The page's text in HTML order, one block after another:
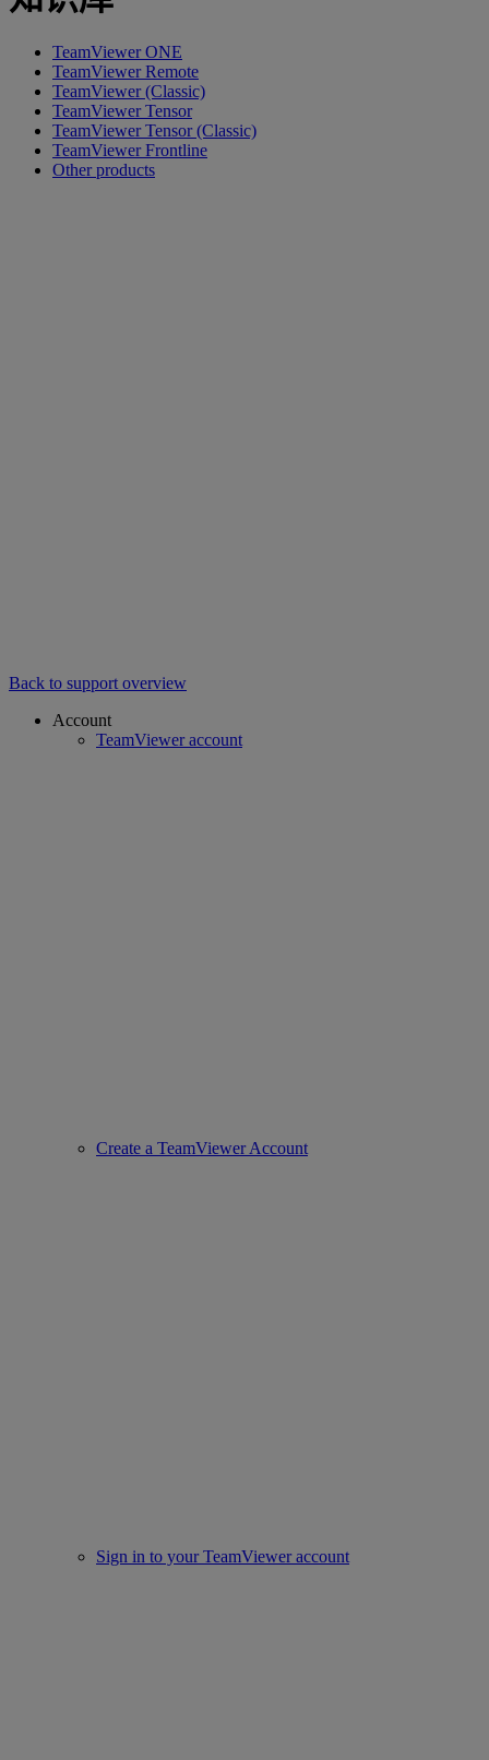
TeamViewer ONE
TeamViewer Remote
TeamViewer (Classic)
TeamViewer Tensor
TeamViewer Tensor (Classic)
TeamViewer Frontline
Other products
Back to support overview
Account
TeamViewer account
Create a TeamViewer Account
Sign in to your TeamViewer account